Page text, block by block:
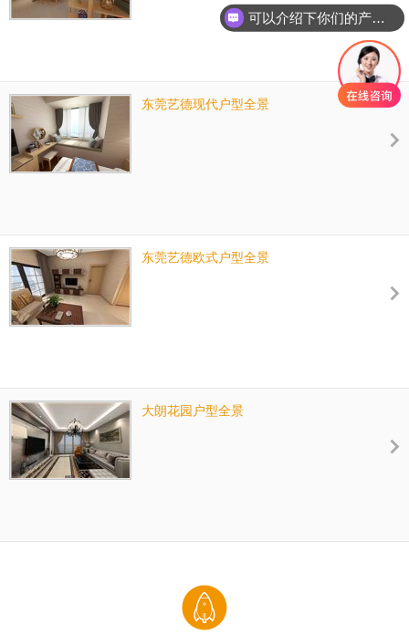
东莞艺德现代户型全景
东莞艺德欧式户型全景
大朗花园户型全景
可以介绍下你们的产品么？